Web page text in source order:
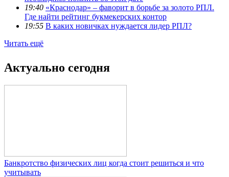
19:40 «Краснодар» – фаворит в борьбе за золото РПЛ.
Где найти рейтинг букмекерских контор
19:55 В каких новичках нуждается лидер РПЛ?
Читать ещё
Актуально сегодня
Банкротство физических лиц когда стоит решиться и что
учитывать